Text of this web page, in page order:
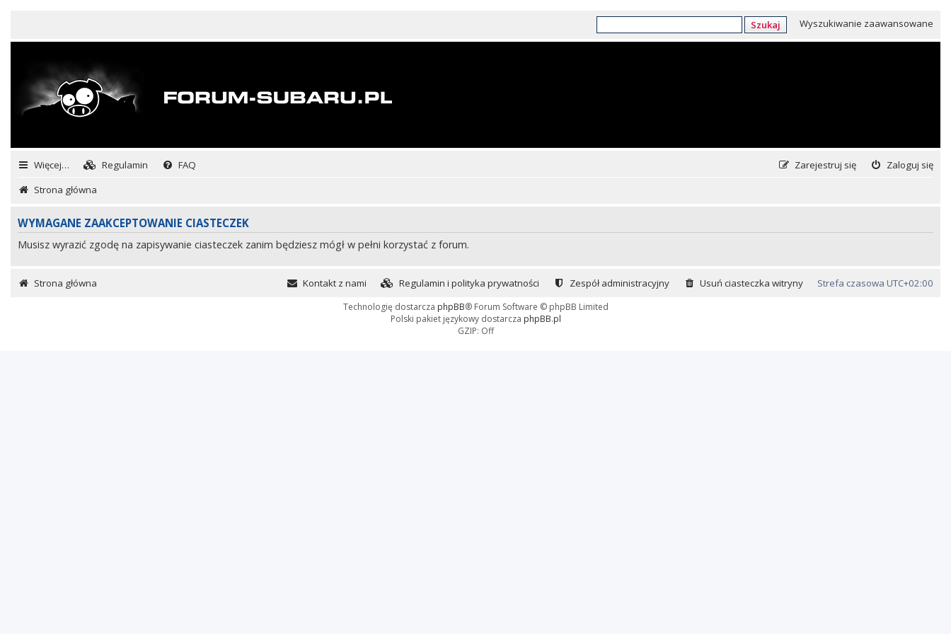
Szukaj Wyszukiwanie zaawansowane
Więcej… Regulamin FAQ Zaloguj się
Zarejestruj się
Strona główna
WYMAGANE ZAAKCEPTOWANIE CIASTECZEK
Musisz wyrazić zgodę na zapisywanie ciasteczek zanim będziesz mógł w pełni korzystać z forum.
Strona główna Strefa czasowa UTC+02:00
Usuń ciasteczka witryny
Zespół administracyjny
Regulamin i polityka prywatności
Kontakt z nami
Technologię dostarcza phpBB® Forum Software © phpBB Limited
Polski pakiet językowy dostarcza phpBB.pl
GZIP: Off